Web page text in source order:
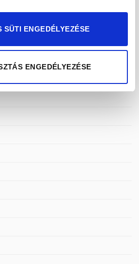
SÜTI ENGEDÉLYEZÉSE
ENGEDÉLYEZÉSE